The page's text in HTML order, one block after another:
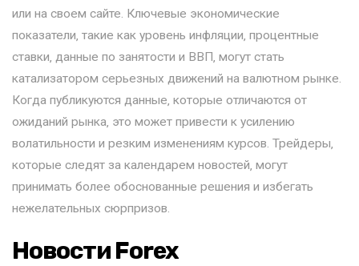
или на своем сайте. Ключевые экономические
показатели‚ такие как уровень инфляции‚ процентные
ставки‚ данные по занятости и ВВП‚ могут стать
катализатором серьезных движений на валютном рынке.
Когда публикуются данные‚ которые отличаются от
ожиданий рынка‚ это может привести к усилению
волатильности и резким изменениям курсов. Трейдеры‚
которые следят за календарем новостей‚ могут
принимать более обоснованные решения и избегать
нежелательных сюрпризов.
Новости Forex